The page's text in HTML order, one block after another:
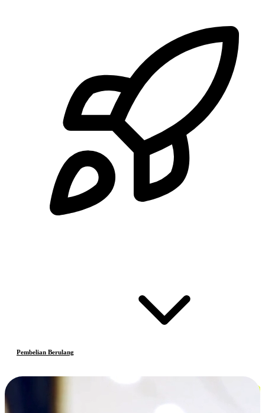
Pembelian Berulang